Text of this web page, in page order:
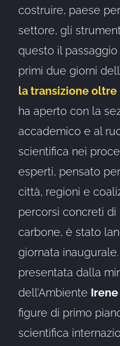
costruire, paese
settore, gli
questo il
primi due giorni
la transizione
ha aperto con la
accademico e al
scientifica nei
esperti, pensato
città, regioni e
percorsi concreti
carbone, è stato
giornata inaugurale.
presentata dalla
dell’Ambiente Irene
figure di primo
scientifica